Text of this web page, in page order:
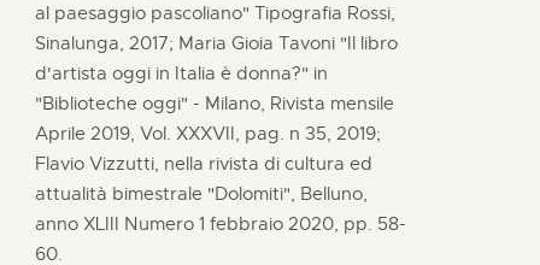
al paesaggio pascoliano" Tipografia Rossi,
Sinalunga, 2017; Maria Gioia Tavoni "Il libro
d'artista oggi in Italia è donna?" in
"Biblioteche oggi" - Milano, Rivista mensile
Aprile 2019, Vol. XXXVII, pag. n 35, 2019;
Flavio Vizzutti, nella rivista di cultura ed
attualità bimestrale "Dolomiti", Belluno,
anno XLIII Numero 1 febbraio 2020, pp. 58-
60.